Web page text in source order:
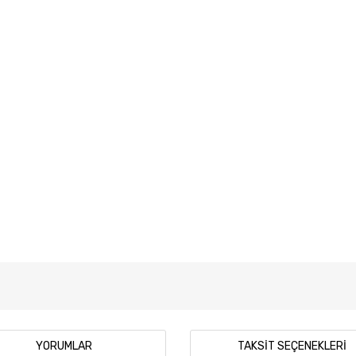
YORUMLAR TAKSIT SEÇENEKLERI